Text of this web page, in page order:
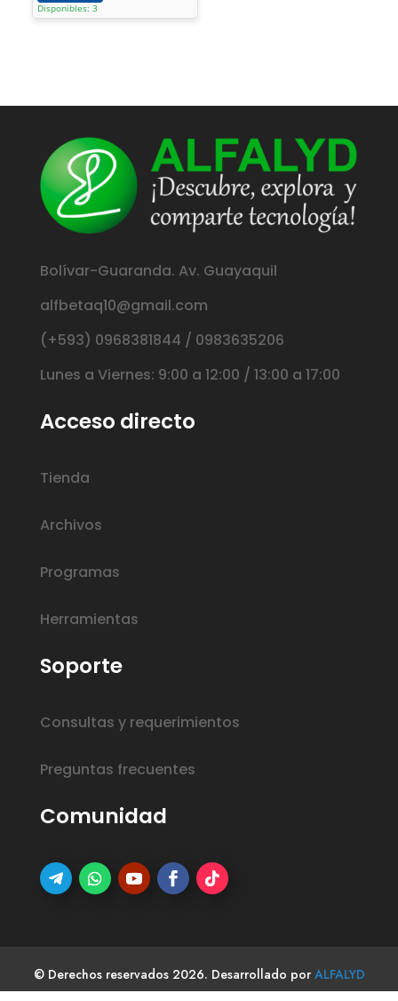
Disponibles: 3
Bolívar-Guaranda. Av. Guayaquil
alfbetaq10@gmail.com
(+593) 0968381844 / 0983635206
Lunes a Viernes: 9:00 a 12:00 / 13:00 a 17:00
Acceso directo
Tienda
Archivos
Programas
Herramientas
Soporte
Consultas y requerimientos
Preguntas frecuentes
Comunidad
© Derechos reservados 2026. Desarrollado por ALFALYD